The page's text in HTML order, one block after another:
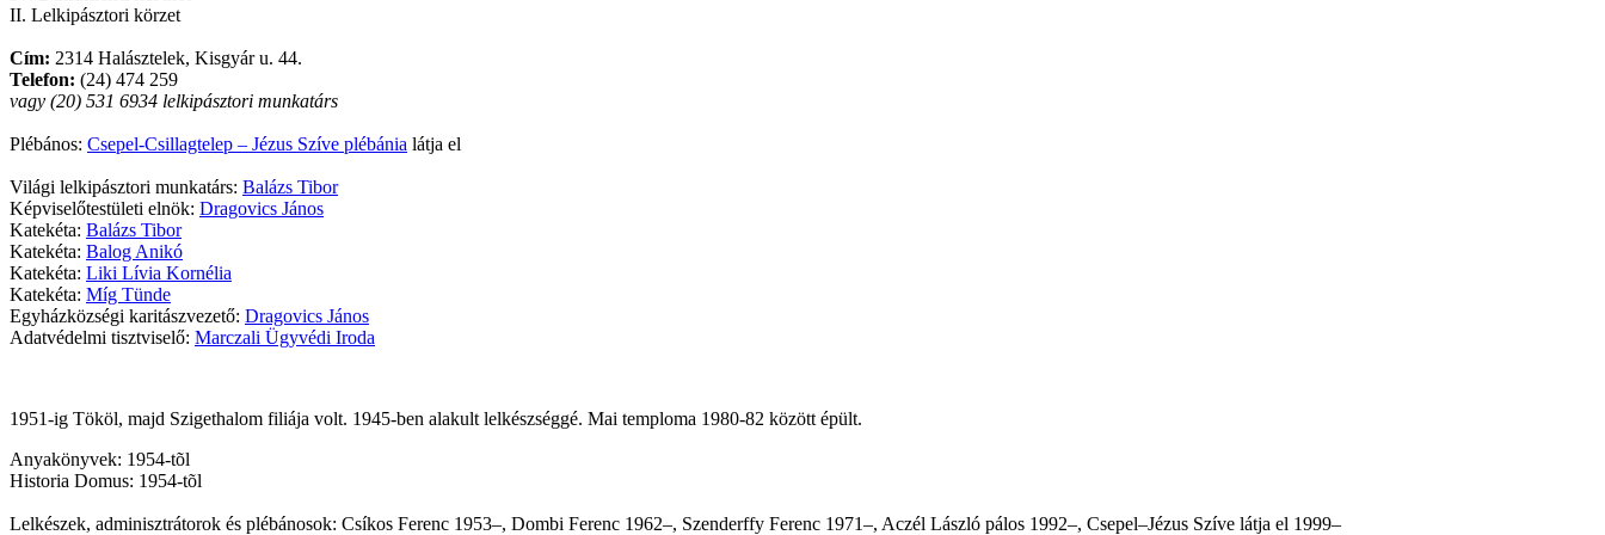
II. Lelkipásztori körzet
Cím: 2314 Halásztelek, Kisgyár u. 44.
Telefon: (24) 474 259
vagy (20) 531 6934 lelkipásztori munkatárs
Plébános: Csepel-Csillagtelep – Jézus Szíve plébánia látja el
Világi lelkipásztori munkatárs: Balázs Tibor
Képviselőtestületi elnök: Dragovics János
Katekéta: Balázs Tibor
Katekéta: Balog Anikó
Katekéta: Liki Lívia Kornélia
Katekéta: Míg Tünde
Egyházközségi karitászvezető: Dragovics János
Adatvédelmi tisztviselő: Marczali Ügyvédi Iroda
1951-ig Tököl, majd Szigethalom filiája volt. 1945-ben alakult lelkészséggé. Mai temploma 1980-82 között épült.
Anyakönyvek: 1954-tõl
Historia Domus: 1954-tõl
Lelkészek, adminisztrátorok és plébánosok: Csíkos Ferenc 1953–, Dombi Ferenc 1962–, Szenderffy Ferenc 1971–, Aczél László pálos 1992–, Csepel–Jézus Szíve látja el 1999–